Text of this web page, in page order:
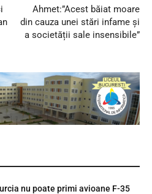
Ahmet:”Acest băiat moare
din cauza unei stări infame și
a societății sale insensibile”
nu poate primi avioane F-35